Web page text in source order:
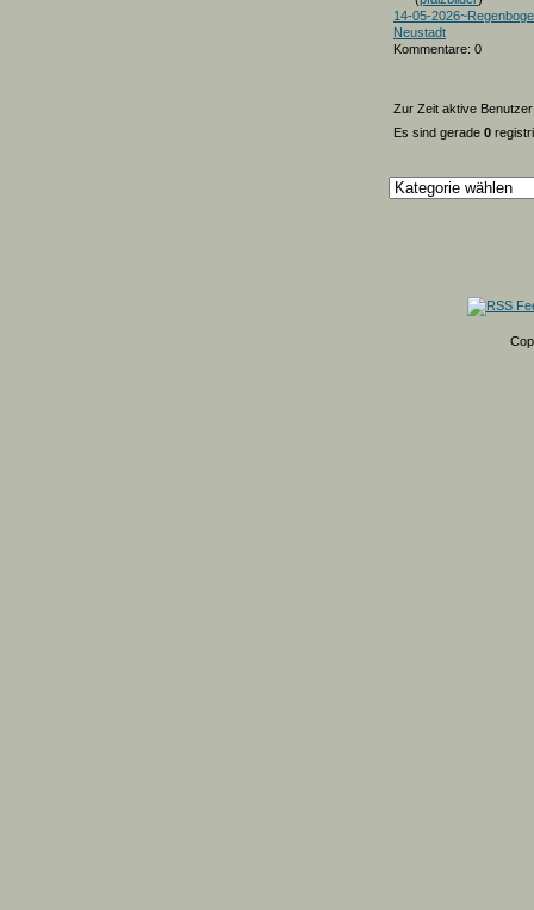
14-05-
Neustadt
Kommentare: 0
Zur Zeit aktive
Es sind gerade 0